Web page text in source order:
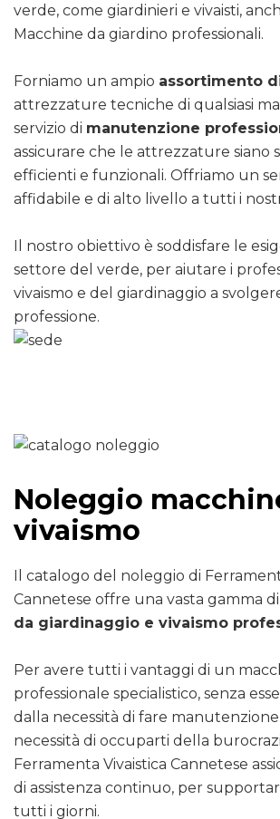
verde, come giardinieri e vivaisti,
Macchine da giardino professionali.
Forniamo un ampio assortimento
attrezzature tecniche di qualsiasi
servizio di manutenzione
assicurare che le attrezzature siano
efficienti e funzionali. Offriamo un
affidabile e di alto livello a tutti i
Il nostro obiettivo è soddisfare le
settore del verde, per aiutare i
vivaismo e del giardinaggio a
professione.
Noleggio
vivaismo
Il catalogo del noleggio di
Cannetese offre una vasta gamma di
da giardinaggio e vivaismo
Per avere tutti i vantaggi di un
professionale specialistico, senza
dalla necessità di fare
necessità di occuparti della
Ferramenta Vivaistica Cannetese
di assistenza continuo, per
tutti i giorni.